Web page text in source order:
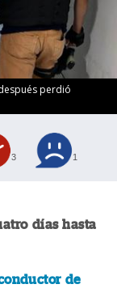
perdió
3 1
días hasta
de